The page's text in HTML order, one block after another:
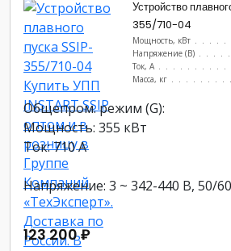
Устройство
355/710-04
Мощность, кВт
Напряжение (В)
Ток, А
Масса, кг
Общепром. режим (G):
Мощность: 355 кВт
Ток: 710 А
Напряжение: 3 ~ 342-440 В, 50/
123 200 ₽